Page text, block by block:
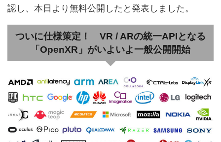
認し、本日より無料公開したと発表しました。
ついに仕様策定！ VR / ARの統一APIとなる
「OpenXR」がいよいよ一般公開開始